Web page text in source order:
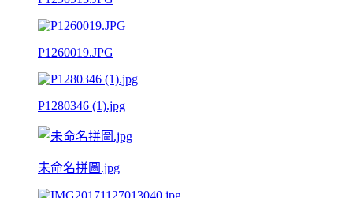
P1260019.JPG
P1280346 (1).jpg
未命名拼圖.jpg